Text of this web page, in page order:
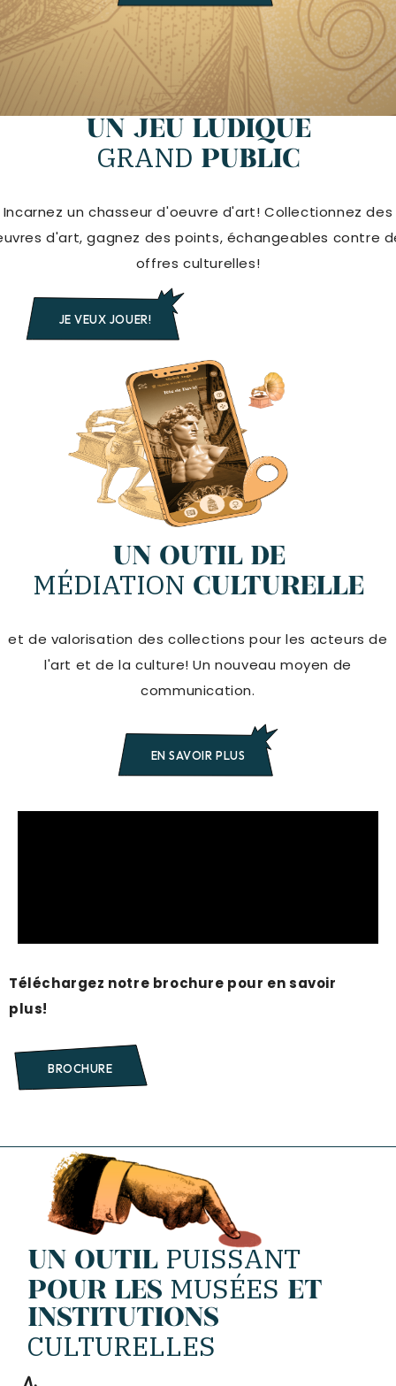
UN JEU LUDIQUE
GRAND PUBLIC
Incarnez un chasseur d'oeuvre d'art! Collectionnez des
d'art, gagnez des points, échangeables contre
offres culturelles!
JE VEUX JOUER!
UN OUTIL DE
MÉDIATION CULTURELLE
et de valorisation des collections pour les acteurs de
l'art et de la culture! Un nouveau moyen de
communication.
EN SAVOIR PLUS
Téléchargez notre brochure pour en savoir
plus!
BROCHURE
UN OUTIL PUISSANT
POUR LES MUSÉES ET
INSTITUTIONS
CULTURELLES